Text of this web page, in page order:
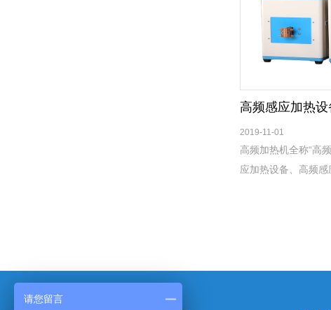
高频感应加热
2019-11-01
高频加热机全称“高
应加热设备、高频感
请您留言